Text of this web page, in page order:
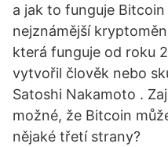
a jak to funguje
nejznámější
která funguje od roku
vytvořil člověk nebo
Satoshi Nakamoto .
možné, že Bitcoin
nějaké třetí strany?